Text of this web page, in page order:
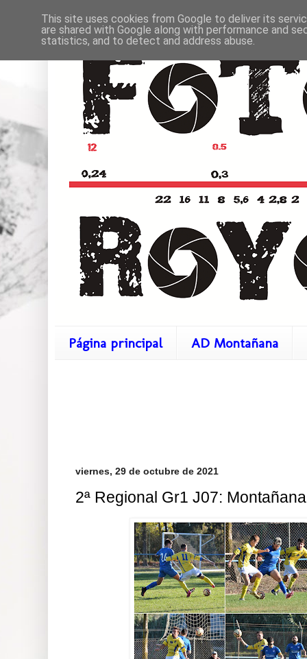
Página principal AD Montañana
viernes, 29 de octubre de 2021
2ª Regional Gr1 J07:
This site uses cookies from Google to deliver its
are shared with Google along with performance and
statistics, and to detect and address abuse.